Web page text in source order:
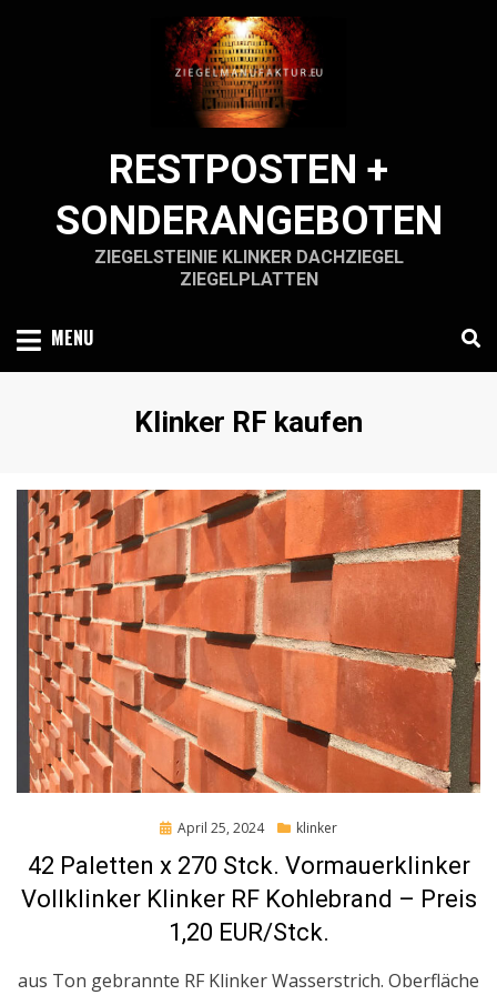
RESTPOSTEN +
SONDERANGEBOTEN
ZIEGELSTEINIE KLINKER DACHZIEGEL
ZIEGELPLATTEN
MENU
Schlagwort
:
Klinker RF kaufen
Posted
April 25, 2024 klinker
42 Paletten x 270 Stck. Vormauerklinker
Vollklinker Klinker RF Kohlebrand – Preis
1,20 EUR/Stck.
aus Ton gebrannte RF Klinker Wasserstrich. Oberfläche